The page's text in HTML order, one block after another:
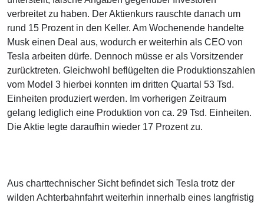
verbreitet zu haben. Der Aktienkurs rauschte danach um
rund 15 Prozent in den Keller. Am Wochenende handelte
Musk einen Deal aus, wodurch er weiterhin als CEO von
Tesla arbeiten dürfe. Dennoch müsse er als Vorsitzender
zurücktreten. Gleichwohl beflügelten die Produktionszahlen
vom Model 3 hierbei konnten im dritten Quartal 53 Tsd.
Einheiten produziert werden. Im vorherigen Zeitraum
gelang lediglich eine Produktion von ca. 29 Tsd. Einheiten.
Die Aktie legte daraufhin wieder 17 Prozent zu.
Aus charttechnischer Sicht befindet sich Tesla trotz der
wilden Achterbahnfahrt weiterhin innerhalb eines langfristig